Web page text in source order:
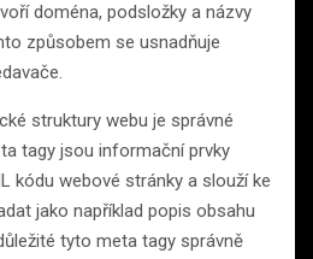
doména, podsložky a názvy
způsobem se usnadňuje
struktury webu je správné
tagy jsou informační prvky
kódu webové stránky a slouží ke
jako například popis obsahu
tyto meta tagy správně